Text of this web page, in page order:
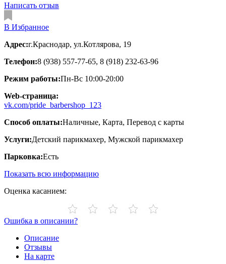
Написать отзыв
В Избранное
Адрес:г.Краснодар, ул.Котлярова, 19
Телефон:8 (938) 557-77-65, 8 (918) 232-63-96
Режим работы:Пн-Вс 10:00-20:00
Web-страница:
vk.com/pride_barbershop_123
Способ оплаты:Наличные, Карта, Перевод с карты
Услуги:Детский парикмахер, Мужской парикмахер
Парковка:Есть
Показать всю информацию
Оценка касанием:
Ошибка в описании?
Описание
Отзывы
На карте